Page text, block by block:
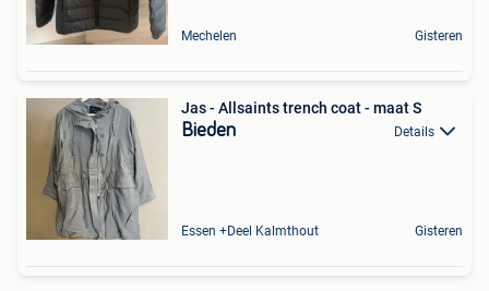
Mechelen Gisteren
Jas - Allsaints trench coat - maat S
Bieden Details
Essen +Deel Kalmthout Gisteren